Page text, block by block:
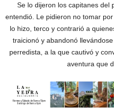
Se lo dijeron los capitanes del
entendió. Le pidieron no tomar
lo hizo, terco y contrarió a
traicionó y abandonó
perredista, a la que cautivó y
aventura que